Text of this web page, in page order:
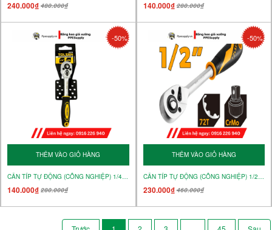
240.000₫ 480.000₫ 140.000₫280.000₫
-50%
THÊM VÀO GIỎ HÀNG
CẦN TÍP TỰ ĐỘNG (CÔNG NGHIỆP) 1/4" – MÃ 15118
140.000₫ 280.000₫
-50%
THÊM VÀO GIỎ HÀNG
CẦN TÍP TỰ ĐỘNG (CÔNG NGHIỆP) 1/2" – MÃ 15120
230.000₫460.000₫